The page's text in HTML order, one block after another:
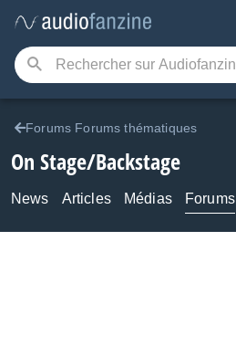
Forums Forums thématiques
On Stage/Backstage
News Articles Médias Forums